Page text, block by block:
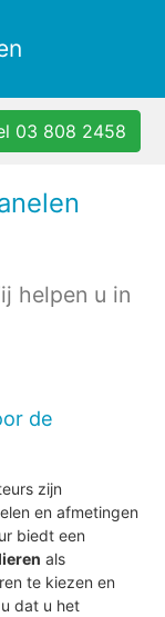
03 808 2458
helpen u in
de
zijn
en afmetingen
biedt een
als
te kiezen en
dat u het